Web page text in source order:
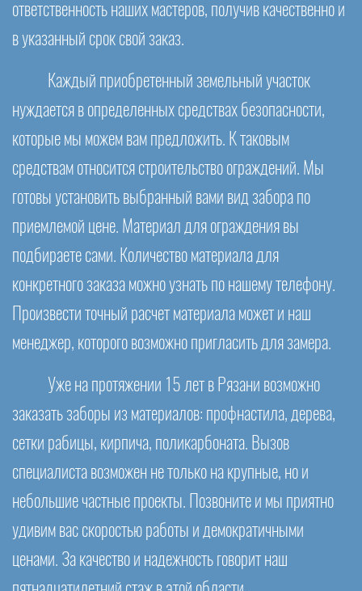
ответственность наших мастеров, получив качественно и
в указанный срок свой заказ.
Каждый приобретенный земельный участок
нуждается в определенных средствах безопасности,
которые мы можем вам предложить. К таковым
средствам относится строительство ограждений. Мы
готовы установить выбранный вами вид забора по
приемлемой цене. Материал для ограждения вы
подбираете сами. Количество материала для
конкретного заказа можно узнать по нашему телефону.
Произвести точный расчет материала может и наш
менеджер, которого возможно пригласить для замера.
Уже на протяжении 15 лет в Рязани возможно
заказать заборы из материалов: профнастила, дерева,
сетки рабицы, кирпича, поликарбоната. Вызов
специалиста возможен не только на крупные, но и
небольшие частные проекты. Позвоните и мы приятно
удивим вас скоростью работы и демократичными
ценами. За качество и надежность говорит наш